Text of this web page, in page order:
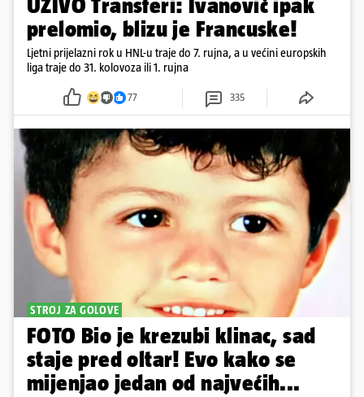
prelomio, blizu je Francuske!
Ljetni prijelazni rok u HNL-u traje do 7. rujna, a u većini europskih
liga traje do 31. kolovoza ili 1. rujna
77 335
STROJ ZA GOLOVE
FOTO Bio je krezubi klinac, sad
staje pred oltar! Evo kako se
mijenjao jedan od najvećih...